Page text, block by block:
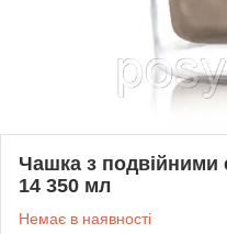
Чашка з подвійними
14 350 мл
Немає в наявності